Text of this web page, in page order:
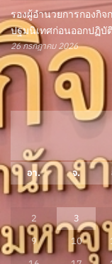
รองผู้อำนวยการกองกิจ
ปฐมนิเทศก่อนออกปฏิบั
26 กรกฎาคม 2026
อา. จ.
2
3
9
10